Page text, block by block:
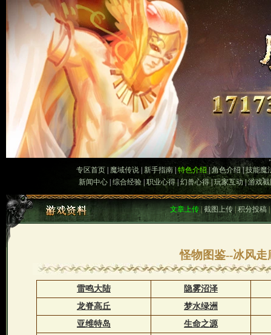
专区首页| 魔域传说| 新手指南| 特色介绍|角色介绍|技能魔
新闻中心 综合经验 |职业心得| 幻兽心得|玩家互动|游戏
文章上传| 截图上传|积分投稿
怪物图鉴--冰风走
雷鸣大陆
隐雾沼泽
龙脊高丘
梦水绿洲
亚维特岛
生命之源